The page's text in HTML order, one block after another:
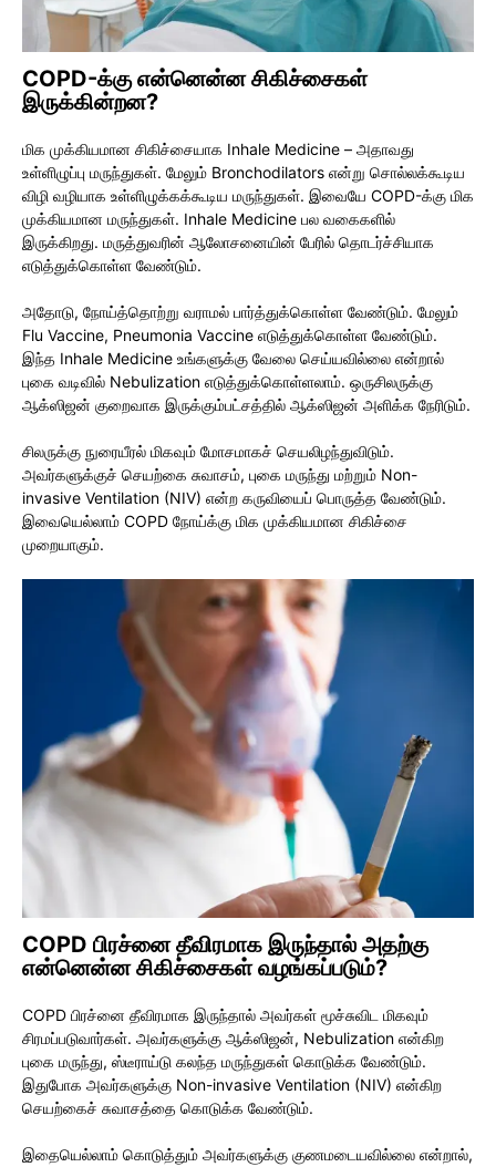
COPD-க்கு என்னென்ன சிகிச்சைகள்
இருக்கின்றன?
மிக முக்கியமான சிகிச்சையாக Inhale Medicine – அதாவது
உள்ளிழுப்பு மருந்துகள். மேலும் Bronchodilators என்று சொல்லக்கூடிய
விழி வழியாக உள்ளிழுக்கக்கூடிய மருந்துகள். இவையே COPD-க்கு மிக
முக்கியமான மருந்துகள். Inhale Medicine பல வகைகளில்
இருக்கிறது. மருத்துவரின் ஆலோசனையின் பேரில் தொடர்ச்சியாக
எடுத்துக்கொள்ள வேண்டும்.
அதோடு, நோய்த்தொற்று வராமல் பார்த்துக்கொள்ள வேண்டும். மேலும்
Flu Vaccine, Pneumonia Vaccine எடுத்துக்கொள்ள வேண்டும்.
இந்த Inhale Medicine உங்களுக்கு வேலை செய்யவில்லை என்றால்
புகை வடிவில் Nebulization எடுத்துக்கொள்ளலாம். ஒருசிலருக்கு
ஆக்ஸிஜன் குறைவாக இருக்கும்பட்சத்தில் ஆக்ஸிஜன் அளிக்க நேரிடும்.
சிலருக்கு நுரையீரல் மிகவும் மோசமாகச் செயலிழந்துவிடும்.
அவர்களுக்குச் செயற்கை சுவாசம், புகை மருந்து மற்றும் Non-
invasive Ventilation (NIV) என்ற கருவியைப் பொருத்த வேண்டும்.
இவையெல்லாம் COPD நோய்க்கு மிக முக்கியமான சிகிச்சை
முறையாகும்.
COPD பிரச்னை தீவிரமாக இருந்தால் அதற்கு
என்னென்ன சிகிச்சைகள் வழங்கப்படும்?
COPD பிரச்னை தீவிரமாக இருந்தால் அவர்கள் மூச்சுவிட மிகவும்
சிரமப்படுவார்கள். அவர்களுக்கு ஆக்ஸிஜன், Nebulization என்கிற
புகை மருந்து, ஸ்டீராய்டு கலந்த மருந்துகள் கொடுக்க வேண்டும்.
இதுபோக அவர்களுக்கு Non-invasive Ventilation (NIV) என்கிற
செயற்கைச் சுவாசத்தை கொடுக்க வேண்டும்.
இதையெல்லாம் கொடுத்தும் அவர்களுக்கு குணமடையவில்லை என்றால்,